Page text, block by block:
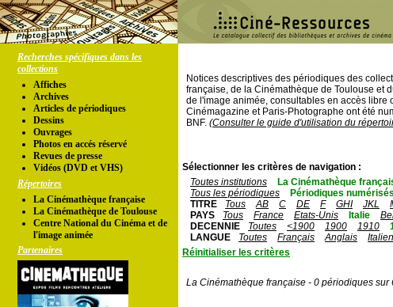
Recherches spécifiques dans les
collections
Affiches
Archives
Articles de périodiques
Dessins
Ouvrages
Photos en accés réservé
Revues de presse
Vidéos (DVD et VHS)
Répertoires
La Cinémathèque française
La Cinémathèque de Toulouse
Centre National du Cinéma et de
l'image animée
Partenaires
Notices descriptives des périodiques des
française, de la Cinémathèque de Toulouse et
de l'image animée, consultables en accès libre
Cinémagazine et Paris-Photographe ont été
BNF. (Consulter le guide d'utilisation du
Sélectionner les critères de navigation :
Toutes institutions
La Cinémathèque
Tous les périodiques
Périodiques numérisés
TITRE
Tous AB C DE F GHI JKL
PAYS
Tous France Etats-Unis Italie
DECENNIE
Toutes <1900 1900 1910
LANGUE
Toutes Français Anglais Italien
Réinitialiser les critères
La Cinémathèque française - 0 périodiques sur